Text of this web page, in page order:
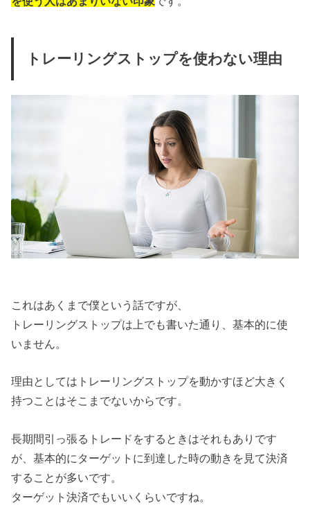
トレーリングストップを使わない理由
これはあくまで僕という話ですが、
トレーリングストップは上でも書いた通り、基本的に使
いません。
理由としてはトレーリングストップを動かすほど大きく
持つことはそこまでないからです。
長期間引っ張るトレードをするときはそれもありです
が、基本的にターゲットに到達した時の動きを見て決済
することが多いです。
ターゲット決済でもいいくらいですね。